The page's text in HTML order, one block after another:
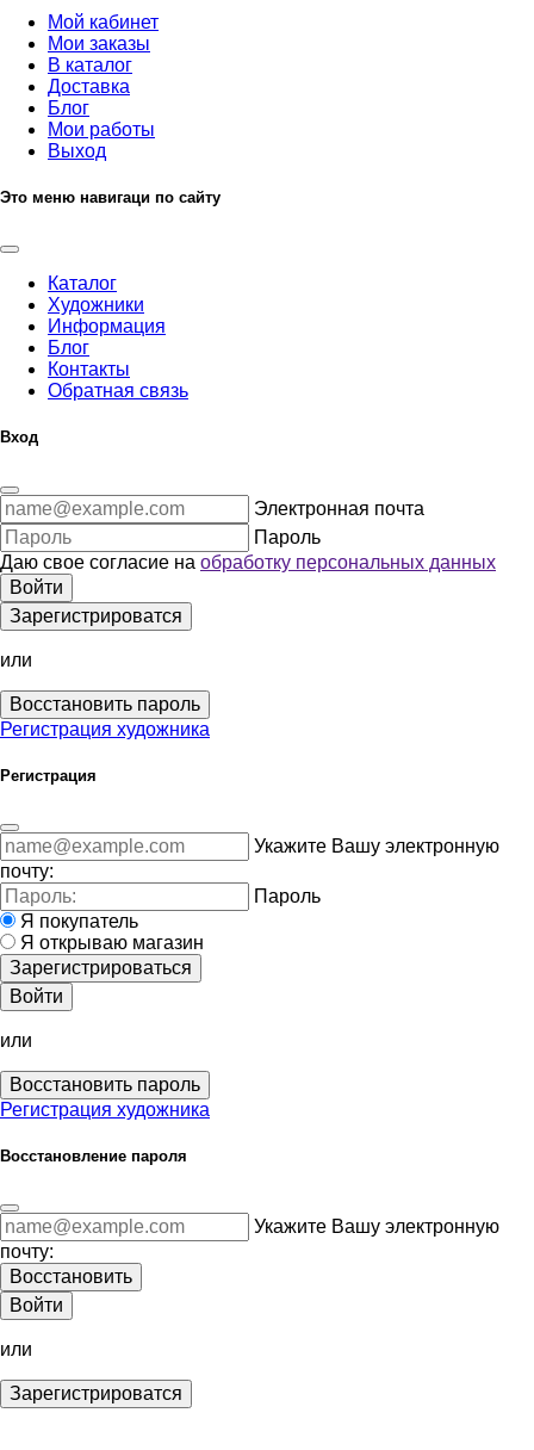
Мой кабинет
Мои заказы
В каталог
Доставка
Блог
Мои работы
Выход
Это меню навигаци по сайту
Каталог
Художники
Информация
Блог
Контакты
Обратная связь
Вход
Электронная почта
Пароль
Даю свое согласие на обработку персональных данных
Войти
Зарегистрироватся
или
Восстановить пароль
Регистрация художника
Регистрация
Укажите Вашу электронную
почту:
Пароль
Я покупатель
Я открываю магазин
Зарегистрироваться
Войти
или
Восстановить пароль
Регистрация художника
Восстановление пароля
Укажите Вашу электронную
почту:
Восстановить
Войти
или
Зарегистрироватся